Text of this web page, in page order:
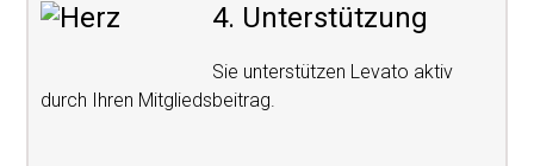
4. Unterstützung
Sie unterstützen Levato aktiv
durch Ihren Mitgliedsbeitrag.